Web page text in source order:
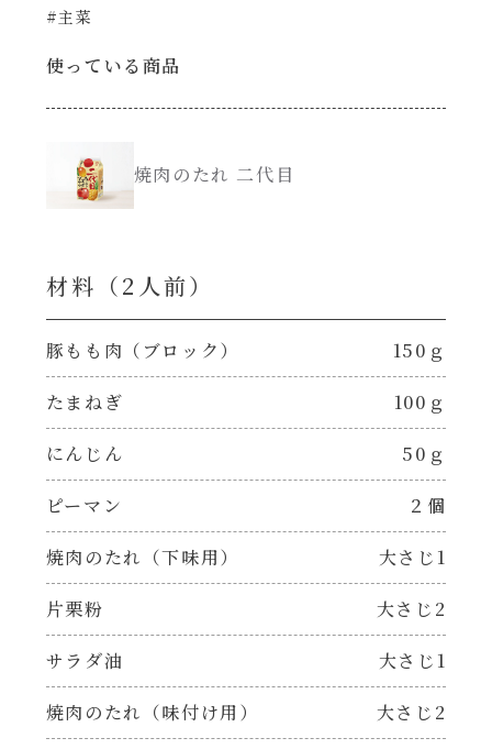
サラダ
スープ
肉ピクキノピク
鍋
グラタン/ドリア
含む）
パウチのまんまシリーズ
だしまろ麺
シャンタン鍋
創味のつゆあまくち
白だし
カレーだし
そうめんつゆ
すき焼のたれ
焼肉のたれ 初代
焼肉のたれ 二代目
やみつききゃべつの塩たれ
だしまろ酢
聖護院かぶらのもみじおろしぽん酢
#主菜
使っている商品
焼肉のたれ 二代目
材料（2⼈前）
豚もも肉（ブロック） 150ｇ
たまねぎ 100ｇ
にんじん 50ｇ
ピーマン ２個
焼肉のたれ（下味用） 大さじ1
片栗粉 大さじ2
サラダ油 大さじ1
焼肉のたれ（味付け用） 大さじ2